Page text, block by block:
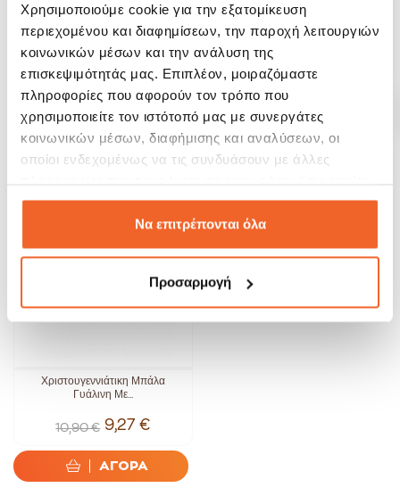
Χρησιμοποιούμε cookie για την εξατομίκευση
περιεχομένου και διαφημίσεων, την παροχή λειτουργιών
κοινωνικών μέσων και την ανάλυση της
επισκεψιμότητάς μας. Επιπλέον, μοιραζόμαστε
πληροφορίες που αφορούν τον τρόπο που
χρησιμοποιείτε τον ιστότοπό μας με συνεργάτες
κοινωνικών μέσων, διαφήμισης και αναλύσεων, οι
οποίοι ενδεχομένως να τις συνδυάσουν με άλλες
έχουν συλλέξει σε σχέση με την από μέρους σας χρήση
των υπηρεσιών τους.Να επιτρέπονται όλα
Προσαρμογή
Χριστουγεννιάτικη Μπάλα
Γυάλινη Καρώ...
11,90 € 10,12 €
ΑΓΟΡΑ
Χριστουγεννιάτικη Μπάλα
Γυάλινη Brandani...
10,90 €
ΑΓΟΡΑ
Χριστουγεννιάτικη Μπάλα
Γυάλινη Με...
10,90 € 9,27 €
ΑΓΟΡΑ